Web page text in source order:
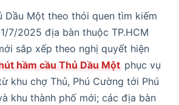
Dầu Một theo thói quen tìm kiếm
7/2025 địa bàn thuộc TP.HCM
sắp xếp theo nghị quyết hiện
hầm cầu Thủ Dầu Một phục vụ
khu chợ Thủ, Phú Cường tới Phú
khu thành phố mới; các địa bàn